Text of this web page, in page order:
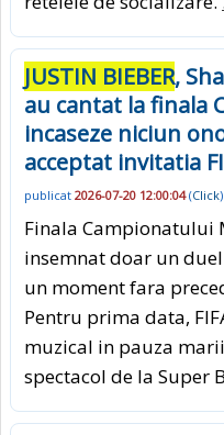
JUSTIN BIEBER,
au cantat la finala
incaseze niciun
acceptat invitatia
publicat 2026-07-20 12:00:04(Click)
Finala Campionatului
insemnat doar un
un moment fara
Pentru prima data,
muzical in pauza
spectacol de la Super